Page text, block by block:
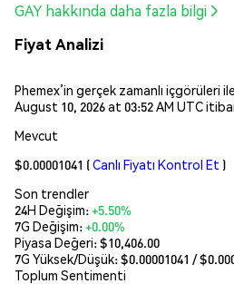
GAY hakkında daha fazla bilgi
Fiyat Analizi
Phemex’in gerçek zamanlı içgörüleri
August 10, 2026 at 03:52 AM UTC
Mevcut
$0.00001041 (Canlı Fiyatı Kontrol Et )
Son trendler
24H Değişim:+5.50%
7G Değişim:+0.00%
Piyasa Değeri:$10,406.00
7G Yüksek/Düşük: $0.00001041 / $
Toplum Sentimenti